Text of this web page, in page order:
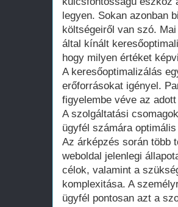
legyen. Sokan azonban
költségeiről van szó.
által kínált
hogy milyen értéket
A keresőoptimalizálás
erőforrásokat igényel.
figyelembe véve az
A szolgáltatási
ügyfél számára
Az árképzés során több
weboldal jelenlegi
célok, valamint a
komplexitása. A
ügyfél pontosan azt a